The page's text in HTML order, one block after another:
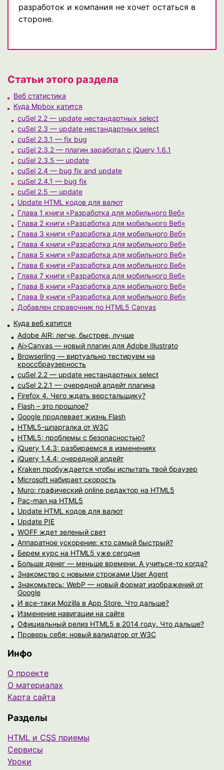
разработок и компания не хочет остаться в
стороне.
Статьи этого раздела
Веб статистика
Куда Mpbox катится
cuSel 2.2 — update нестандартных select
cuSel 2.3 — update нестандартных select
cuSel 2.3.1 — fix bug
cuSel 2.3.2 — плагин заработал с jQuery 1.6.1
cuSel 2.3.5 — update
cuSel 2.4 — bug fix and update
cuSel 2.4.1 — bug fix
cuSel 2.5 — update
Update HTML кодов для валют
Глава 1 книги «Разработка для мобильного Веб»
Глава 2 книги «Разработка для мобильного Веб»
Глава 3 книги «Разработка для мобильного Веб»
Глава 4 книги «Разработка для мобильного Веб»
Глава 5 книги «Разработка для мобильного Веб»
Глава 6 книги «Разработка для мобильного Веб»
Глава 7 книги «Разработка для мобильного Веб»
Глава 8 книги «Разработка для мобильного Веб»
Глава 9 книги «Разработка для мобильного Веб»
Добавлен справочник по HTML5 Canvas
Куда веб катится
Adobe AIR: легче, быстрее, лучше
Ai>Canvas — новый плагин для Adobe Illustrato
Browserling — виртуально тестируем на
кроссбраузерность
cuSel 2.2 — update нестандартных select
cuSel 2.2.1 — очередной апдейт плагина
Firefox 4. Чего ждать верстальщику?
Flash – это прошлое?
Google продлевает жизнь Flash
HTML5-шпаргалка от W3C
HTML5: проблемы с безопасностью?
jQuery 1.4.3: разбираемся в изменениях
jQuery 1.4.4: очередной апдейт
Kraken пробуждается чтобы испытать твой браузер
Microsoft набирает скорость
Muro: графический online редактор на HTML5
Pac-man на HTML5
Update HTML кодов для валют
Update PIE
WOFF ждет зеленый свет
Аппаратное ускорение: кто самый быстрый?
Берем курс на HTML5 уже сегодня
Больше денег — меньше времени. А учиться-то когда?
Знакомство с новыми строками User Agent
Знакомьтесь: WebP — новый формат изображений от
Google
И все-таки Mozilla в App Store. Что дальше?
Изменение навигации на сайте
Официальный релиз HTML5 в 2014 году. Что дальше?
Проверь себя: новый валидатор от W3C
Инфо
О проекте
О материалах
Карта сайта
Разделы
HTML и CSS приемы
Сервисы
Уроки